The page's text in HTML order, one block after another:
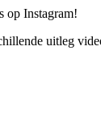
op Instagram!
uitleg